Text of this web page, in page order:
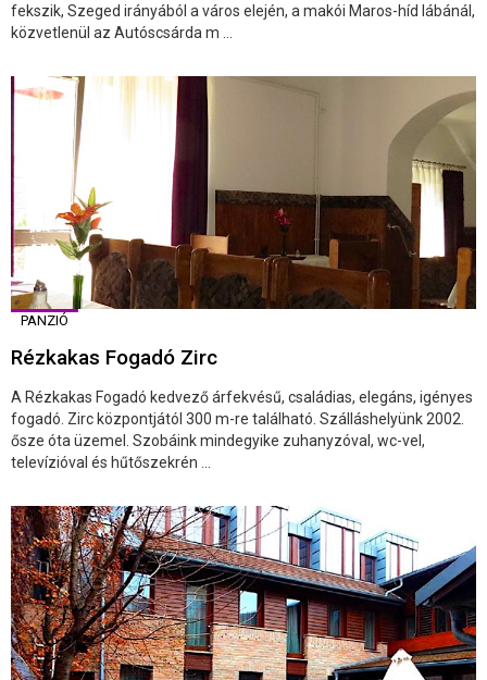
fekszik, Szeged irányából a város elején, a makói Maros-híd lábánál,
közvetlenül az Autóscsárda m ...
PANZIÓ
Rézkakas Fogadó Zirc
A Rézkakas Fogadó kedvező árfekvésű, családias, elegáns, igényes
fogadó. Zirc központjától 300 m-re található. Szálláshelyünk 2002.
ősze óta üzemel. Szobáink mindegyike zuhanyzóval, wc-vel,
televízióval és hűtőszekrén ...